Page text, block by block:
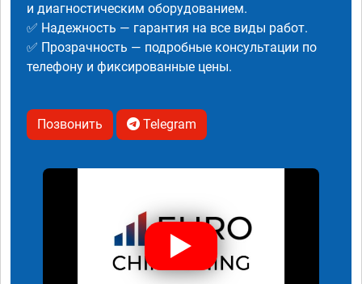
и диагностическим оборудованием.
✅ Надежность — гарантия на все виды работ.
✅ Прозрачность — подробные консультации по
телефону и фиксированные цены.
Позвонить Telegram